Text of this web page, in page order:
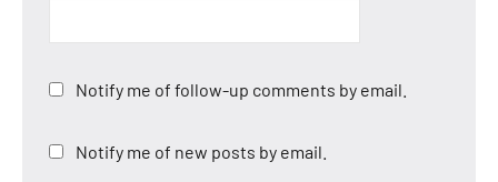
Notify me of follow-up comments by email.
Notify me of new posts by email.